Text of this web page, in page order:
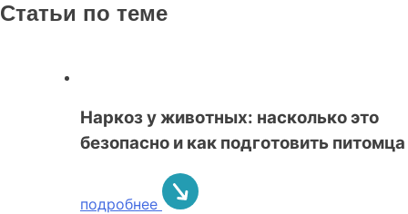
Статьи по теме
Наркоз у животных: насколько это
безопасно и как подготовить питомца
подробнее